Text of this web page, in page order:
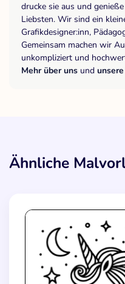
drucke sie aus und
Liebsten. Wir sind ein
Grafikdesigner:inn,
Gemeinsam machen wir
unkompliziert und
Mehr über uns und
Ähnliche